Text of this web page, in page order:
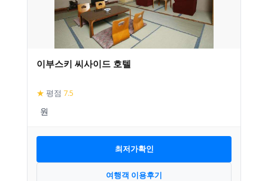
이부스키 씨사이드 호텔
★ 평점 7.5
최저가확인
여행객 이용후기